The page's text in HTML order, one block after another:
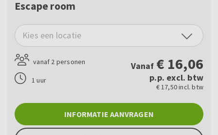
Escape room
Kies een locatie
vanaf 2 personen
1 uur
Vanaf € 16,06
p.p. excl. btw
€ 17,50 incl. btw
INFORMATIE AANVRAGEN